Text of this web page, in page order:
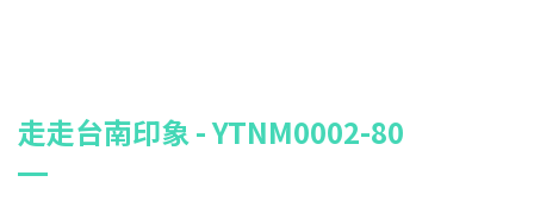
走走台南印象 - YTNM0002-80